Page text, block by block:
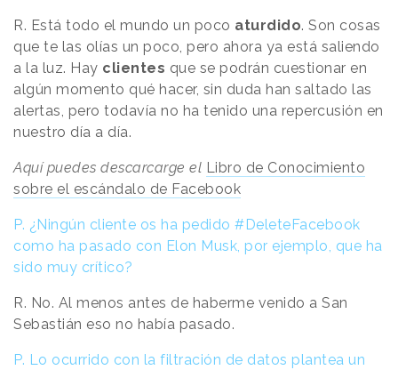
R. Está todo el mundo un poco aturdido. Son cosas
que te las olías un poco, pero ahora ya está saliendo
a la luz. Hay clientes que se podrán cuestionar en
algún momento qué hacer, sin duda han saltado las
alertas, pero todavía no ha tenido una repercusión en
nuestro día a día.
Aquí puedes descarcarge el Libro de Conocimiento
sobre el escándalo de Facebook
P. ¿Ningún cliente os ha pedido #DeleteFacebook
como ha pasado con Elon Musk, por ejemplo, que ha
sido muy crítico?
R. No. Al menos antes de haberme venido a San
Sebastián eso no había pasado.
P. Lo ocurrido con la filtración de datos plantea un